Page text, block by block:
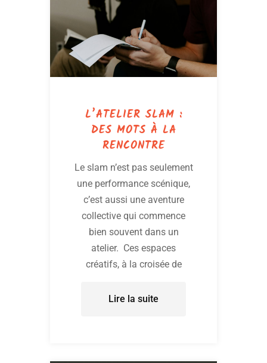
L’ATELIER SLAM :
DES MOTS À LA
RENCONTRE
Le slam n’est pas seulement
une performance scénique,
c’est aussi une aventure
collective qui commence
bien souvent dans un
atelier. Ces espaces
créatifs, à la croisée de
Lire la suite